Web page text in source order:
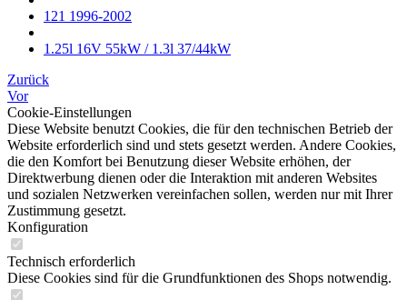
121 1996-2002
1.25l 16V 55kW / 1.3l 37/44kW
Zurück
Vor
Cookie-Einstellungen
Diese Website benutzt Cookies, die für den technischen Betrieb der
Website erforderlich sind und stets gesetzt werden. Andere Cookies,
die den Komfort bei Benutzung dieser Website erhöhen, der
Direktwerbung dienen oder die Interaktion mit anderen Websites
und sozialen Netzwerken vereinfachen sollen, werden nur mit Ihrer
Zustimmung gesetzt.
Konfiguration
Technisch erforderlich
Diese Cookies sind für die Grundfunktionen des Shops notwendig.